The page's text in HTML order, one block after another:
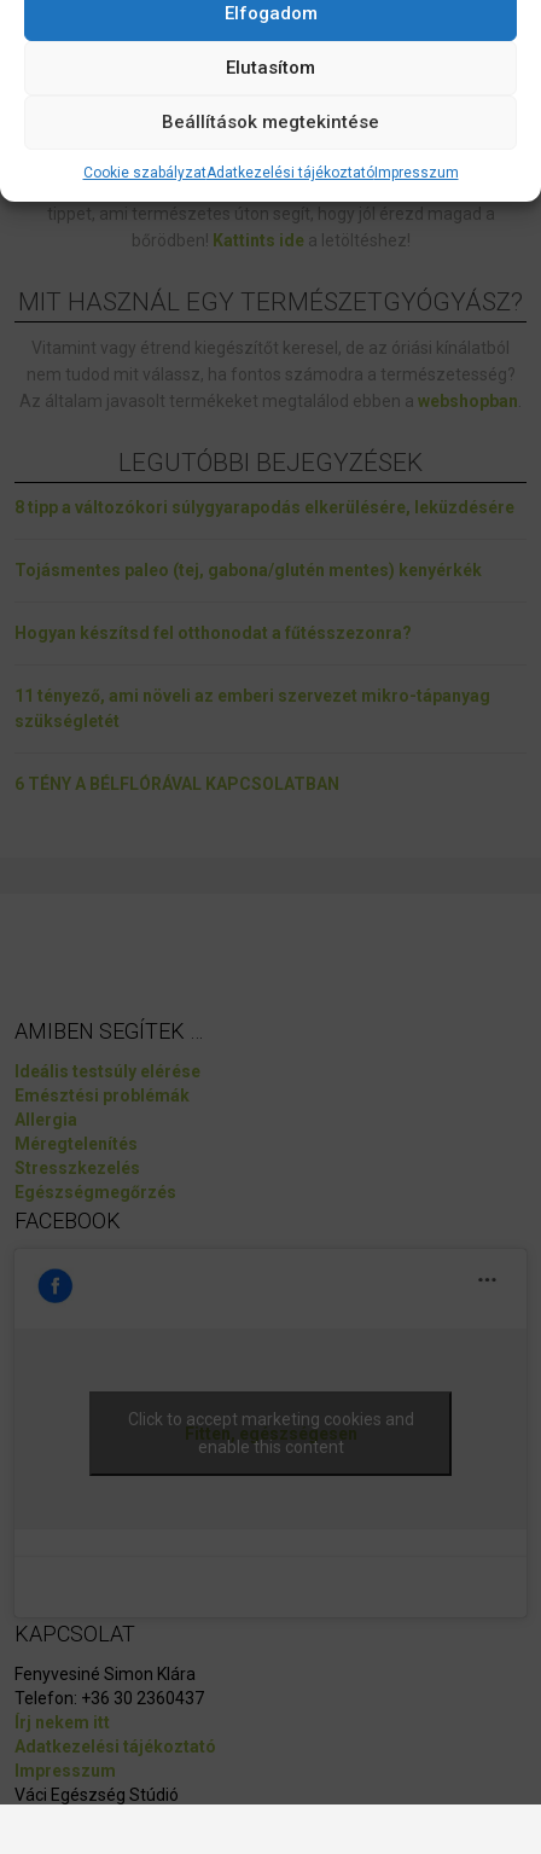
Elfogadom
Elutasítom
Beállítások megtekintése
Cookie szabályzatAdatkezelési tájékoztatóImpresszum
elérésében.
8 TIPP, HOGY JÓL ÉREZD MAGAD A
BŐRÖDBEN
azért, hogy energikus és ellenálló legyél. Összegyűjtöttem néhány
tippet, ami természetes úton segít, hogy jól érezd magad a
bőrödben! Kattints idea letöltéshez!
MIT HASZNÁL EGY TERMÉSZETGYÓGYÁSZ?
Vitamint vagy étrend kiegészítőt keresel, de az óriási kínálatból
nem tudod mit válassz, ha fontos számodra a természetesség?
Az általam javasolt termékeket megtalálod ebben a webshopban
LEGUTÓBBI BEJEGYZÉSEK
8 tipp a változókori súlygyarapodás elkerülésére, leküzdésére
Tojásmentes paleo (tej, gabona/glutén mentes) kenyérkék
Hogyan készítsd fel otthonodat a fűtésszezonra?
11 tényező, ami növeli az emberi szervezet mikro-tápanyag
szükségletét
6 TÉNY A BÉLFLÓRÁVAL KAPCSOLATBAN
AMIBEN SEGÍTEK …
Ideális testsúly elérése
Emésztési problémák
Allergia
Méregtelenítés
Stresszkezelés
Egészségmegőrzés
FACEBOOK
Fitten, egészségesen
Click to accept marketing cookies and
enable this content
KAPCSOLAT
Fenyvesiné Simon Klára
Telefon: +36 30 2360437
Írj nekem itt
Adatkezelési tájékoztató
Impresszum
Váci Egészség Stúdió